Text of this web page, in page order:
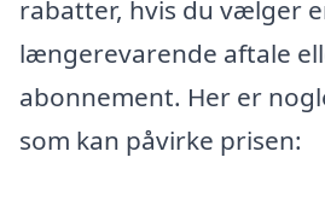
rabatter, hvis du vælger
længerevarende aftale
abonnement. Her er
som kan påvirke prisen: